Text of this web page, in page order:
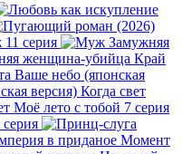
11 серия
Замужняя
Край
Ваше небо (японская
Когда свет
Моё лето с тобой 7 серия
серия
Момент